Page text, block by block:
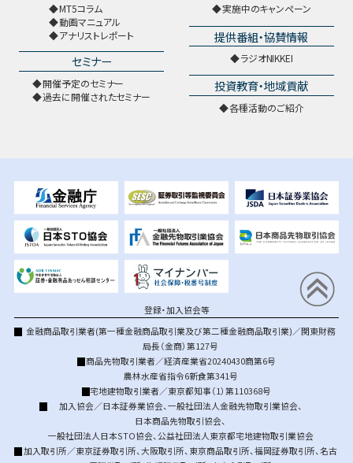
MT5コラム
動画マニュアル
アナリストレポート
セミナー
開催予定のセミナー
過去に開催されたセミナー
実施中のキャンペーン
提供番組・協賛情報
ラジオNIKKEI
投資教育・地域貢献
各種活動のご紹介
登録・加入協会等
金融商品取引業者(第一種金融商品取引業及び第二種金融商品取引業)／関東財務
局長（金商）第127号
商品先物取引業者／経済産業省20240430商第6号
農林水産省指令6新食第341号
宅地建物取引業者／東京都知事（1）第110368号
加入協会／日本証券業協会、一般社団法人金融先物取引業協会、
日本商品先物取引協会、
一般社団法人日本STO協会、公益社団法人東京都宅地建物取引業協会
加入取引所／東京証券取引所、大阪取引所、 東京商品取引所、福岡証券取引所、名古